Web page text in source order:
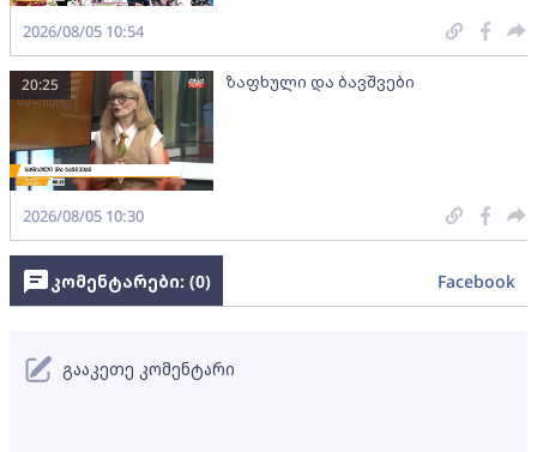
2026/08/05 10:54
ზაფხული და ბავშვები
20:25
2026/08/05 10:30
კომენტარები: (0) Facebook
გააკეთე კომენტარი